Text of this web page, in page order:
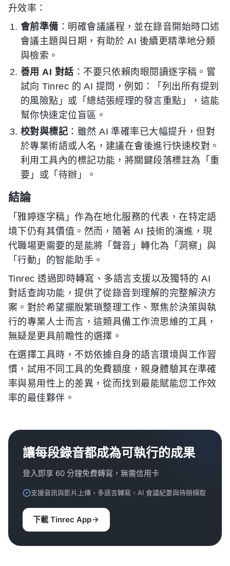
升效率：
會前準備 ：明確會議議程，並在錄音開始時口述
會議主題與日期，有助於 AI 後續更精準地分類
與檢索。
善用 AI 對話 ：不要只依賴肉眼閱讀逐字稿。嘗
試向 Tinrec 的 AI 提問，例如：「列出所有提到
的風險點」或「總結張經理的發言重點」，這能
幫你快速定位盲區。
校對與標記 ：雖然 AI 準確率已大幅提升，但對
於專業術語或人名，建議在會後進行快速校對。
利用工具內的標記功能，將關鍵段落標註為「重
要」或「待辦」。
結論
「雅婷逐字稿」作為在地化服務的代表，在特定語
境下仍有其價值。然而，隨著 AI 技術的演進，現
代職場更需要的是能將「聲音」轉化為「洞察」與
「行動」的智能助手。
Tinrec 透過即時轉寫、多語言支援以及獨特的 AI
對話查詢功能，提供了從錄音到理解的完整解決方
案。對於希望擺脫繁瑣整理工作、聚焦於決策與執
行的專業人士而言，這類具備工作流思維的工具，
無疑是更具前瞻性的選擇。
在選擇工具時，不妨依據自身的語言環境與工作習
慣，試用不同工具的免費額度，親身體驗其在準確
率與易用性上的差異，從而找到最能賦能您工作效
率的最佳夥伴。
讓每段錄音都成為可執行的成果
登入即享 60 分鐘免費轉寫，無需信用卡
支援音訊與影片上傳、多語言轉寫、AI 會議紀要與待辦擷取
下載 Tinrec App